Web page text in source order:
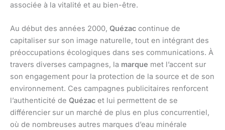
associée à la vitalité et au bien-être.
Au début des années 2000, Quézac continue de
capitaliser sur son image naturelle, tout en intégrant des
préoccupations écologiques dans ses communications. À
travers diverses campagnes, la marque met l’accent sur
son engagement pour la protection de la source et de son
environnement. Ces campagnes publicitaires renforcent
l’authenticité de Quézac et lui permettent de se
différencier sur un marché de plus en plus concurrentiel,
où de nombreuses autres marques d’eau minérale